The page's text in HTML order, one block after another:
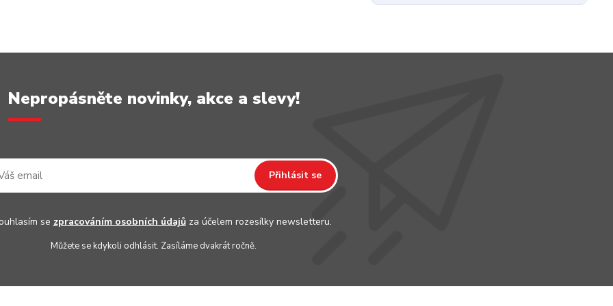
Nepropásněte novinky, akce a slevy!
Přihlásit se
se zpracováním osobních údajůza účelem rozesílky newsletteru.
Můžete se kdykoli odhlásit. Zasíláme dvakrát ročně.